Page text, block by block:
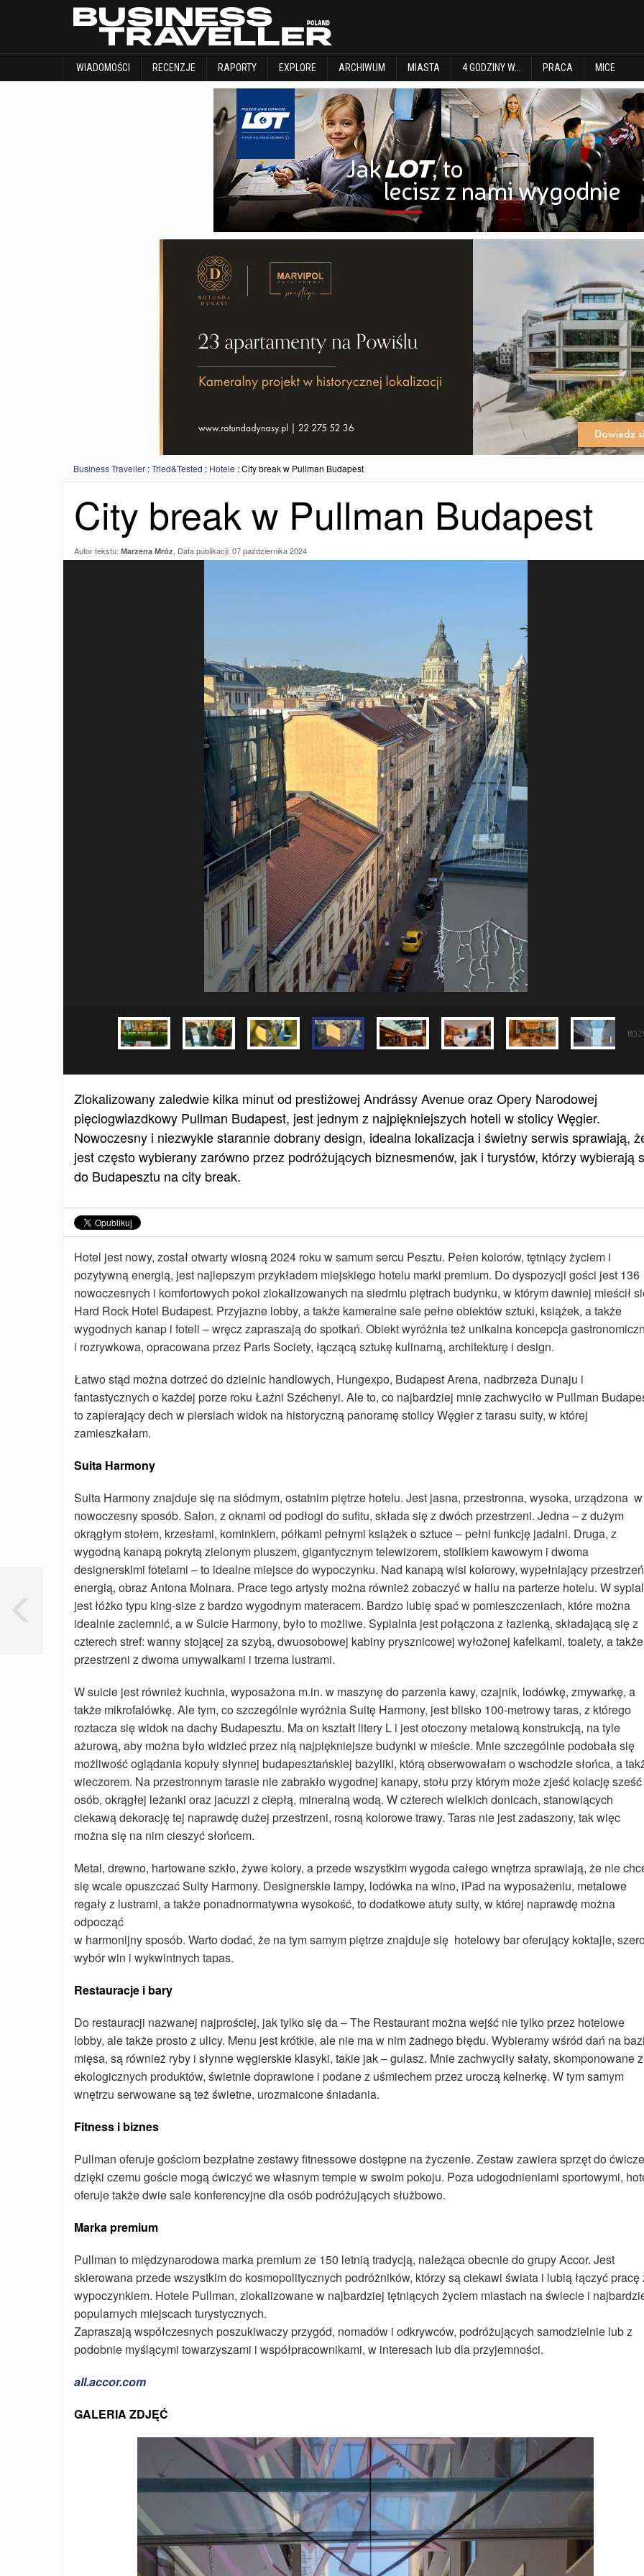
WIADOMOŚCI RECENZJE RAPORTY EXPLORE ARCHIWUM MIASTA 4 GODZINY W… PRACA MICE
WIADOMOŚCI RECENZJE
Business Traveller :Tried&Tested : Hotele :City break w Pullman Budapest
City break w Pullman Budapest
Autor tekstu: Marzena Mróz, Data publikacji: 07 października 2024
Zlokalizowany zaledwie kilka minut od prestiżowej Andrássy Avenue oraz Opery Narodowej
pięciogwiazdkowy Pullman Budapest, jest jednym z najpiękniejszych hoteli w stolicy Węgier.
Nowoczesny i niezwykle starannie dobrany design, idealna lokalizacja i świetny serwis sprawiają,
jest często wybierany zarówno przez podróżujących biznesmenów, jak i turystów, którzy wybierają
do Budapesztu na city break.
Hotel jest nowy, został otwarty wiosną 2024 roku w samum sercu Pesztu. Pełen kolorów, tętniący życiem i
pozytywną energią, jest najlepszym przykładem miejskiego hotelu marki premium. Do dyspozycji gości jest 136
nowoczesnych i komfortowych pokoi zlokalizowanych na siedmiu piętrach budynku, w którym dawniej mieścił
Hard Rock Hotel Budapest. Przyjazne lobby, a także kameralne sale pełne obiektów sztuki, książek, a także
wygodnych kanap i foteli – wręcz zapraszają do spotkań. Obiekt wyróżnia też unikalna koncepcja
i rozrywkowa, opracowana przez Paris Society, łączącą sztukę kulinarną, architekturę i design.
Łatwo stąd można dotrzeć do dzielnic handlowych, Hungexpo, Budapest Arena, nadbrzeża Dunaju i
fantastycznych o każdej porze roku Łaźni Széchenyi. Ale to, co najbardziej mnie zachwyciło w Pullman
to zapierający dech w piersiach widok na historyczną panoramę stolicy Węgier z tarasu suity, w której
zamieszkałam.
Suita Harmony
Suita Harmony znajduje się na siódmym, ostatnim piętrze hotelu. Jest jasna, przestronna, wysoka, urządzona w
nowoczesny sposób. Salon, z oknami od podłogi do sufitu, składa się z dwóch przestrzeni. Jedna – z dużym
okrągłym stołem, krzesłami, kominkiem, półkami pełnymi książek o sztuce – pełni funkcję jadalni. Druga, z
wygodną kanapą pokrytą zielonym pluszem, gigantycznym telewizorem, stolikiem kawowym i dwoma
designerskimi fotelami – to idealne miejsce do wypoczynku. Nad kanapą wisi kolorowy, wypełniający przestrzeń
energią, obraz Antona Molnara. Prace tego artysty można również zobaczyć w hallu na parterze hotelu. W
jest łóżko typu king-size z bardzo wygodnym materacem. Bardzo lubię spać w pomieszczeniach, które można
idealnie zaciemnić, a w Suicie Harmony, było to możliwe. Sypialnia jest połączona z łazienką, składającą się z
czterech stref: wanny stojącej za szybą, dwuosobowej kabiny prysznicowej wyłożonej kafelkami, toalety, a także
przestrzeni z dwoma umywalkami i trzema lustrami.
W suicie jest również kuchnia, wyposażona m.in. w maszynę do parzenia kawy, czajnik, lodówkę, zmywarkę, a
także mikrofalówkę. Ale tym, co szczególnie wyróżnia Suitę Harmony, jest blisko 100-metrowy taras, z którego
roztacza się widok na dachy Budapesztu. Ma on kształt litery L i jest otoczony metalową konstrukcją, na tyle
ażurową, aby można było widzieć przez nią najpiękniejsze budynki w mieście. Mnie szczególnie podobała się
możliwość oglądania kopuły słynnej budapesztańskiej bazyliki, którą obserwowałam o wschodzie słońca, a
wieczorem. Na przestronnym tarasie nie zabrakło wygodnej kanapy, stołu przy którym może zjeść kolację sześć
osób, okrągłej leżanki oraz jacuzzi z ciepłą, mineralną wodą. W czterech wielkich donicach, stanowiących
ciekawą dekorację tej naprawdę dużej przestrzeni, rosną kolorowe trawy. Taras nie jest zadaszony, tak więc
można się na nim cieszyć słońcem.
Metal, drewno, hartowane szkło, żywe kolory, a przede wszystkim wygoda całego wnętrza sprawiają, że nie
się wcale opuszczać Suity Harmony. Designerskie lampy, lodówka na wino, iPad na wyposażeniu, metalowe
regały z lustrami, a także ponadnormatywna wysokość, to dodatkowe atuty suity, w której naprawdę można
odpocząć
w harmonijny sposób. Warto dodać, że na tym samym piętrze znajduje się hotelowy bar oferujący koktajle,
wybór win i wykwintnych tapas.
Restauracje i bary
Do restauracji nazwanej najprościej, jak tylko się da – The Restaurant można wejść nie tylko przez hotelowe
lobby, ale także prosto z ulicy. Menu jest krótkie, ale nie ma w nim żadnego błędu. Wybieramy wśród dań na
mięsa, są również ryby i słynne węgierskie klasyki, takie jak – gulasz. Mnie zachwyciły sałaty, skomponowane z
ekologicznych produktów, świetnie doprawione i podane z uśmiechem przez uroczą kelnerkę. W tym samym
wnętrzu serwowane są też świetne, urozmaicone śniadania.
Fitness i biznes
Pullman oferuje gościom bezpłatne zestawy fitnessowe dostępne na życzenie. Zestaw zawiera sprzęt do
dzięki czemu goście mogą ćwiczyć we własnym tempie w swoim pokoju. Poza udogodnieniami sportowymi,
oferuje także dwie sale konferencyjne dla osób podróżujących służbowo.
Marka premium
Pullman to międzynarodowa marka premium ze 150 letnią tradycją, należąca obecnie do grupy Accor. Jest
skierowana przede wszystkim do kosmopolitycznych podróżników, którzy są ciekawi świata i lubią łączyć pracę
wypoczynkiem. Hotele Pullman, zlokalizowane w najbardziej tętniących życiem miastach na świecie i
popularnych miejscach turystycznych.
Zapraszają współczesnych poszukiwaczy przygód, nomadów i odkrywców, podróżujących samodzielnie lub z
podobnie myślącymi towarzyszami i współpracownikami, w interesach lub dla przyjemności.
all.accor.com
GALERIA ZDJĘĆ